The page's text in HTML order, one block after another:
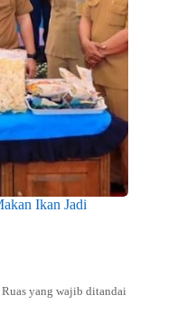
Ikan Jadi
Ruas yang wajib ditandai